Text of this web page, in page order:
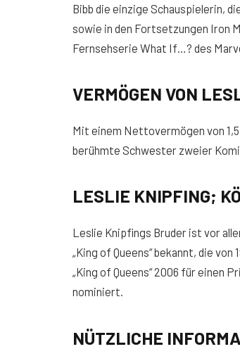
Bibb die einzige Schauspielerin,
sowie in den Fortsetzungen Iron
Fernsehserie What If…? des
VERMÖGEN VON
Mit einem Nettovermögen von
berühmte Schwester zweier
LESLIE KNIPFING;
Leslie Knipfings Bruder ist vor
„King of Queens“ bekannt, die
„King of Queens“ 2006 für einen
nominiert.
NÜTZLICHE